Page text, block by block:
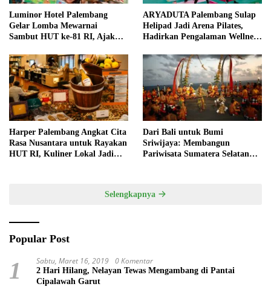
Luminor Hotel Palembang
Gelar Lomba Mewarnai
Sambut HUT ke-81 RI, Ajak
ARYADUTA Palembang Sulap
Helipad Jadi Arena Pilates,
Hadirkan Pengalaman Wellness
Harper Palembang Angkat Cita
Rasa Nusantara untuk Rayakan
HUT RI, Kuliner Lokal Jadi
Dari Bali untuk Bumi
Sriwijaya: Membangun
Pariwisata Sumatera Selatan
Selengkapnya
Popular Post
1 Sabtu, Maret 16, 2019 0 Komentar
2 Hari Hilang, Nelayan Tewas Mengambang di Pantai
Cipalawah Garut